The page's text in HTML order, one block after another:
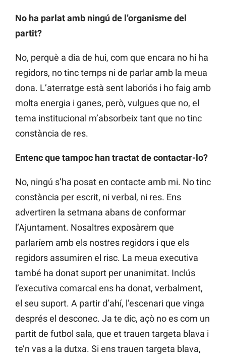
No ha parlat amb ningú de l’organisme del
partit?
No, perquè a dia de hui, com que encara no hi ha
regidors, no tinc temps ni de parlar amb la meua
dona. L’aterratge està sent laboriós i ho faig amb
molta energia i ganes, però, vulgues que no, el
tema institucional m’absorbeix tant que no tinc
constància de res.
Entenc que tampoc han tractat de contactar-lo?
No, ningú s’ha posat en contacte amb mi. No tinc
constància per escrit, ni verbal, ni res. Ens
advertiren la setmana abans de conformar
l’Ajuntament. Nosaltres exposàrem que
parlaríem amb els nostres regidors i que els
regidors assumiren el risc. La meua executiva
també ha donat suport per unanimitat. Inclús
l’executiva comarcal ens ha donat, verbalment,
el seu suport. A partir d’ahí, l’escenari que vinga
després el desconec. Ja te dic, açò no es com un
partit de futbol sala, que et trauen targeta blava i
te’n vas a la dutxa. Si ens trauen targeta blava,